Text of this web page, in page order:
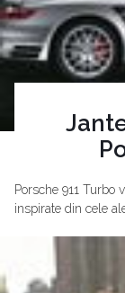
Porsche 911 Turbo
inspirate din cele